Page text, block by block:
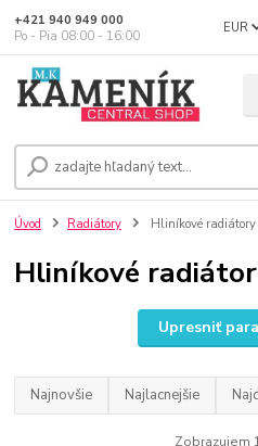
EUR
+421 940 949 000
Po - Pia 08:00 - 16:00
Úvod Radiátory Hliníkové radiátory
Hliníkové
Upresniť
Najnovšie Najlacnejšie
Zobrazujem